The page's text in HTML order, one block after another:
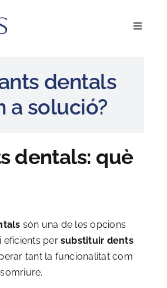
Toggle
dentals
a solució?
dentals: què
són una de les opcions
eficients per substituir dents
tant la funcionalitat com